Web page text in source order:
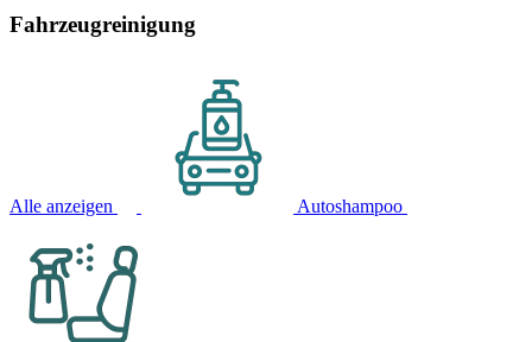
Fahrzeugreinigung
Alle anzeigen Autoshampoo